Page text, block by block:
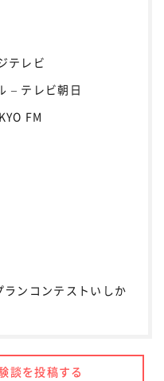
テレビ
– テレビ朝日
FM
ンコンテストいしか
談を投稿する